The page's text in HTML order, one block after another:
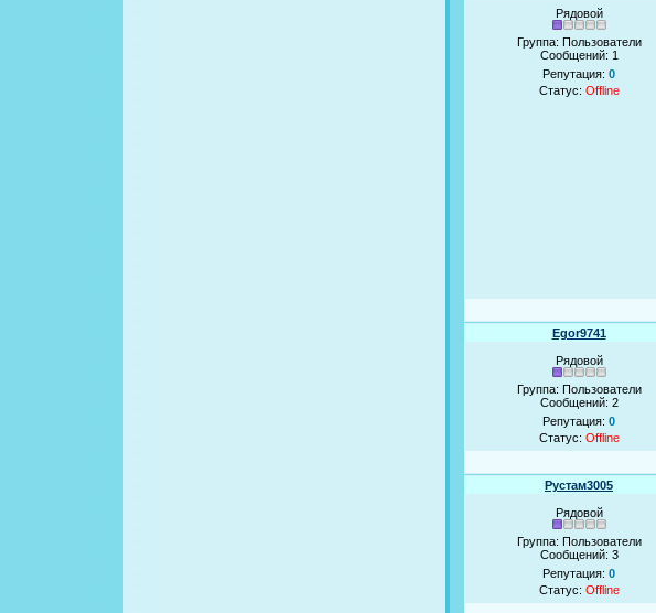
Рядовой
Группа: Пользователи
Сообщений: 1
Репутация: 0
Статус: Offline
Egor9741
Рядовой
Группа: Пользователи
Сообщений: 2
Репутация: 0
Статус: Offline
Рустам3005
Рядовой
Группа: Пользователи
Сообщений: 3
Репутация: 0
Статус: Offline